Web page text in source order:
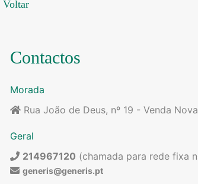
Voltar
Contactos
Morada
Rua João de Deus, nº 19 - Venda
Geral
214967120 (chamada para rede fixa
generis@generis.pt